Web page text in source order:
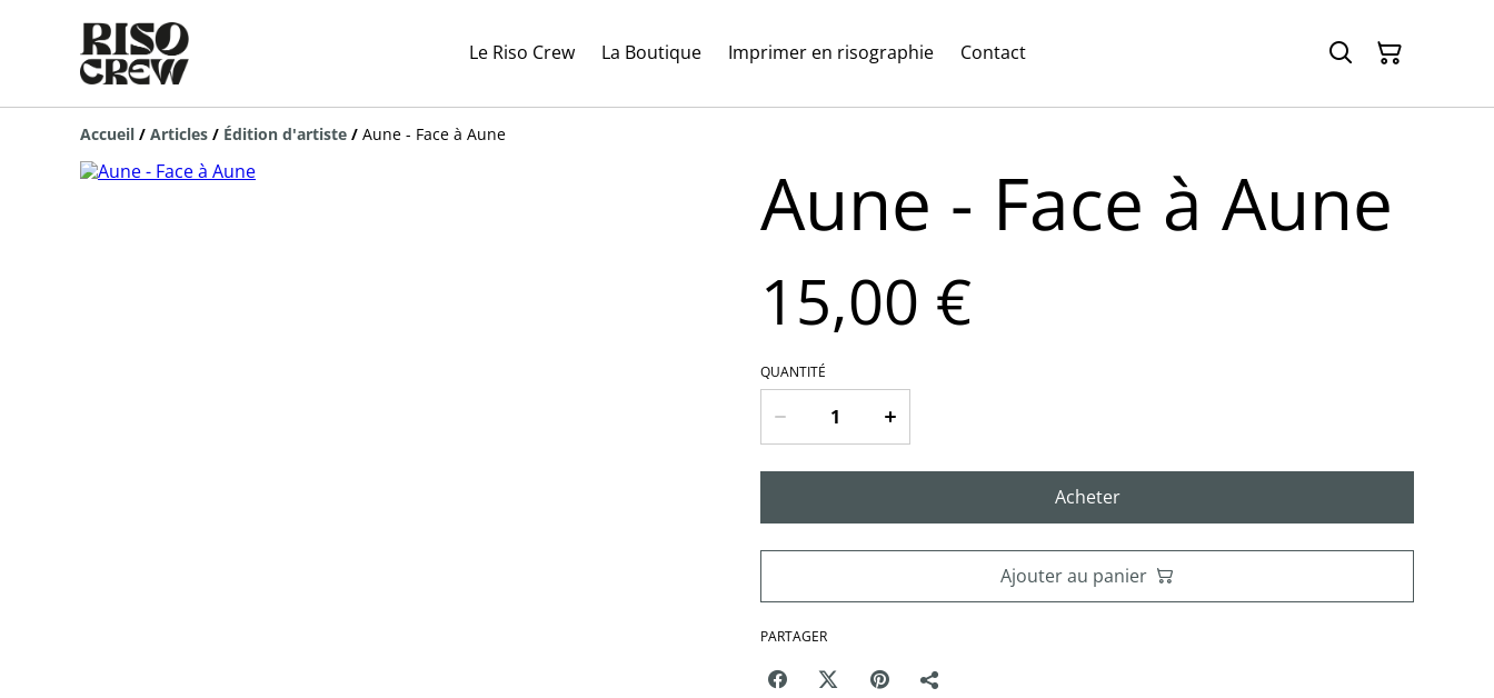
Le Riso Crew La Boutique Imprimer en risographie Contact
Accueil / Articles / Édition d'artiste / Aune - Face à Aune
Aune - Face à Aune
15,00 €
QUANTITÉ
Acheter
Ajouter au panier
PARTAGER